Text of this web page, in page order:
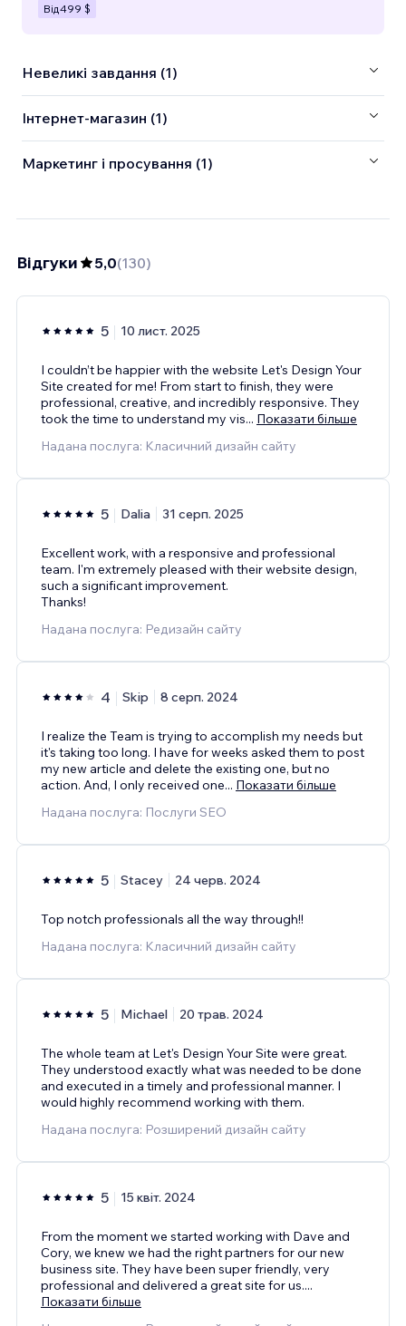
Від499 $
Невеликі завдання (1)
Інтернет-магазин (1)
Маркетинг і просування (1)
Відгуки 5,0(130)
5 10 лист. 2025
I couldn’t be happier with the website Let's Design Your
Site created for me! From start to finish, they were
professional, creative, and incredibly responsive. They
took the time to understand my vis... Показати більше
Надана послуга: Класичний дизайн сайту
5 Dalia 31 серп. 2025
Excellent work, with a responsive and professional
team. I'm extremely pleased with their website design,
such a significant improvement.
Thanks!
Надана послуга: Редизайн сайту
4 Skip 8 серп. 2024
I realize the Team is trying to accomplish my needs but
it's taking too long. I have for weeks asked them to post
my new article and delete the existing one, but no
action. And, I only received one... Показати більше
Надана послуга: Послуги SEO
5 Stacey 24 черв. 2024
Top notch professionals all the way through!!
Надана послуга: Класичний дизайн сайту
5 Michael 20 трав. 2024
The whole team at Let's Design Your Site were great.
They understood exactly what was needed to be done
and executed in a timely and professional manner. I
would highly recommend working with them.
Надана послуга: Розширений дизайн сайту
5 15 квіт. 2024
From the moment we started working with Dave and
Cory, we knew we had the right partners for our new
business site. They have been super friendly, very
professional and delivered a great site for us....
Показати більше